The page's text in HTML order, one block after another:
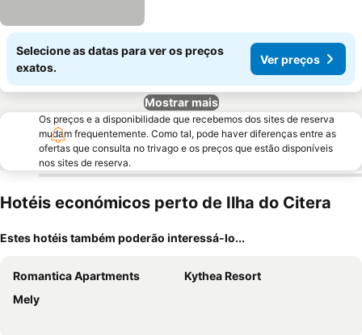
Selecione as datas para ver os preços
exatos.
Ver preços
Mostrar mais
Os preços e a disponibilidade que recebemos dos sites de reserva
mudam frequentemente. Como tal, pode haver diferenças entre as
ofertas que consulta no trivago e os preços que estão disponíveis
nos sites de reserva.
Hotéis económicos perto de Ilha do Citera
Estes hotéis também poderão interessá-lo...
Romantica Apartments
Kythea Resort
Mely